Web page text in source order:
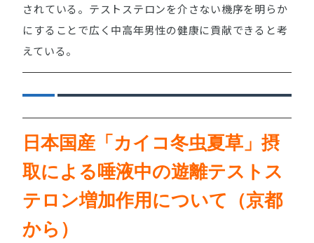
されている。テストステロンを介さない機序を明らか
にすることで広く中高年男性の健康に貢献できると考
えている。
日本国産「カイコ冬虫夏草」摂
取による唾液中の遊離テストス
テロン増加作用について（京都
から）